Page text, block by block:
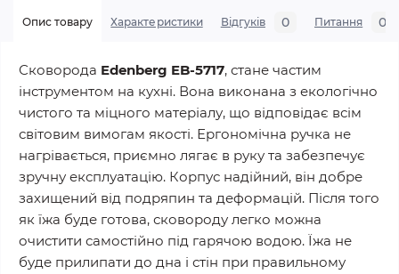
Опис товару Характеристики Відгуків 0 Питання 0
Сковорода Edenberg EB-5717, стане частим
інструментом на кухні. Вона виконана з екологічно
чистого та міцного матеріалу, що відповідає всім
світовим вимогам якості. Ергономічна ручка не
нагрівається, приємно лягає в руку та забезпечує
зручну експлуатацію. Корпус надійний, він добре
захищений від подряпин та деформацій. Після того
як їжа буде готова, сковороду легко можна
очистити самостійно під гарячою водою. Їжа не
буде прилипати до дна і стін при правильному